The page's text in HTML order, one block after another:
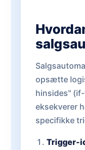
opsætte
hinsides"
eksekverer
specifikke
Trigger-